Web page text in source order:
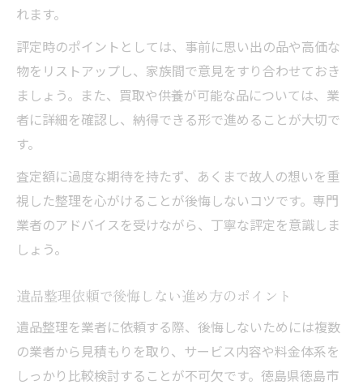
れます。
評定時のポイントとしては、事前に思い出の品や高価な
物をリストアップし、家族間で意見をすり合わせておき
ましょう。また、買取や供養が可能な品については、業
者に詳細を確認し、納得できる形で進めることが大切で
す。
査定額に過度な期待を持たず、あくまで故人の想いを重
視した整理を心がけることが後悔しないコツです。専門
業者のアドバイスを受けながら、丁寧な評定を意識しま
しょう。
遺品整理依頼で後悔しない進め方のポイント
遺品整理を業者に依頼する際、後悔しないためには複数
の業者から見積もりを取り、サービス内容や料金体系を
しっかり比較検討することが不可欠です。徳島県徳島市